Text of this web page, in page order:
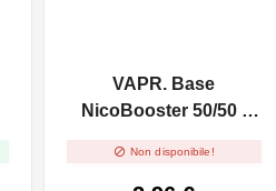
VAPR. Base
NicoBooster 50/50 -
 Non disponibile!